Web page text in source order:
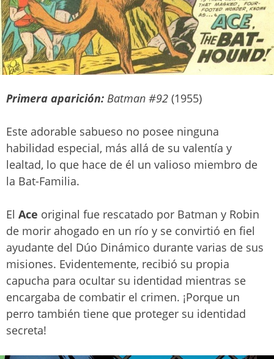
Primera aparición: Batman #92 (1955)
Este adorable sabueso no posee ninguna
habilidad especial, más allá de su valentía y
lealtad, lo que hace de él un valioso miembro de
la Bat-Familia.
El Ace original fue rescatado por Batman y Robin
de morir ahogado en un río y se convirtió en fiel
ayudante del Dúo Dinámico durante varias de sus
misiones. Evidentemente, recibió su propia
capucha para ocultar su identidad mientras se
encargaba de combatir el crimen. ¡Porque un
perro también tiene que proteger su identidad
secreta!